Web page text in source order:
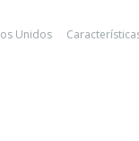
Unidos